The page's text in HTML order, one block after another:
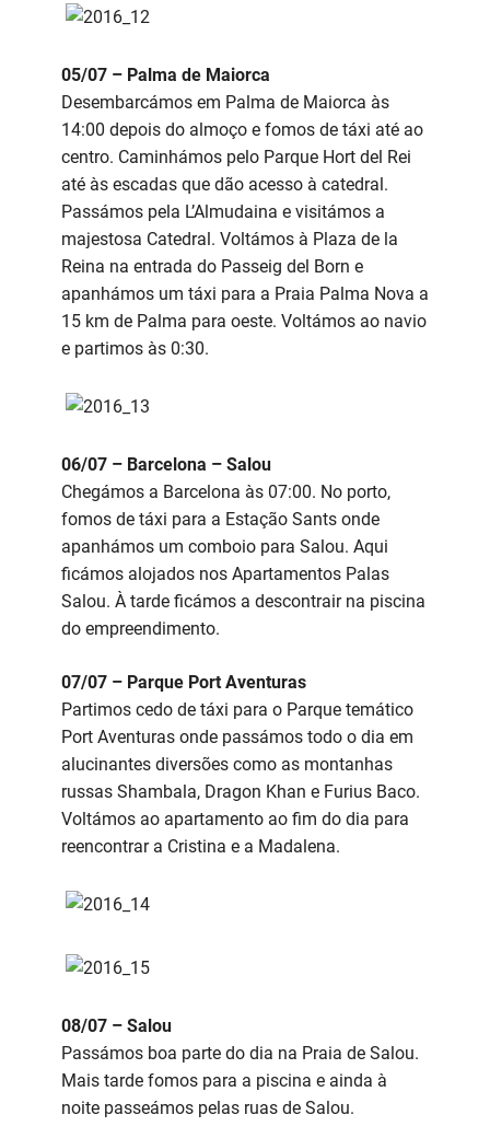
05/07 – Palma de Maiorca
Desembarcámos em Palma de Maiorca às
14:00 depois do almoço e fomos de táxi até ao
centro. Caminhámos pelo Parque Hort del Rei
até às escadas que dão acesso à catedral.
Passámos pela L’Almudaina e visitámos a
majestosa Catedral. Voltámos à Plaza de la
Reina na entrada do Passeig del Born e
apanhámos um táxi para a Praia Palma Nova a
15 km de Palma para oeste. Voltámos ao navio
e partimos às 0:30.
06/07 – Barcelona – Salou
Chegámos a Barcelona às 07:00. No porto,
fomos de táxi para a Estação Sants onde
apanhámos um comboio para Salou. Aqui
ficámos alojados nos Apartamentos Palas
Salou. À tarde ficámos a descontrair na piscina
do empreendimento.
07/07 – Parque Port Aventuras
Partimos cedo de táxi para o Parque temático
Port Aventuras onde passámos todo o dia em
alucinantes diversões como as montanhas
russas Shambala, Dragon Khan e Furius Baco.
Voltámos ao apartamento ao fim do dia para
reencontrar a Cristina e a Madalena.
08/07 – Salou
Passámos boa parte do dia na Praia de Salou.
Mais tarde fomos para a piscina e ainda à
noite passeámos pelas ruas de Salou.